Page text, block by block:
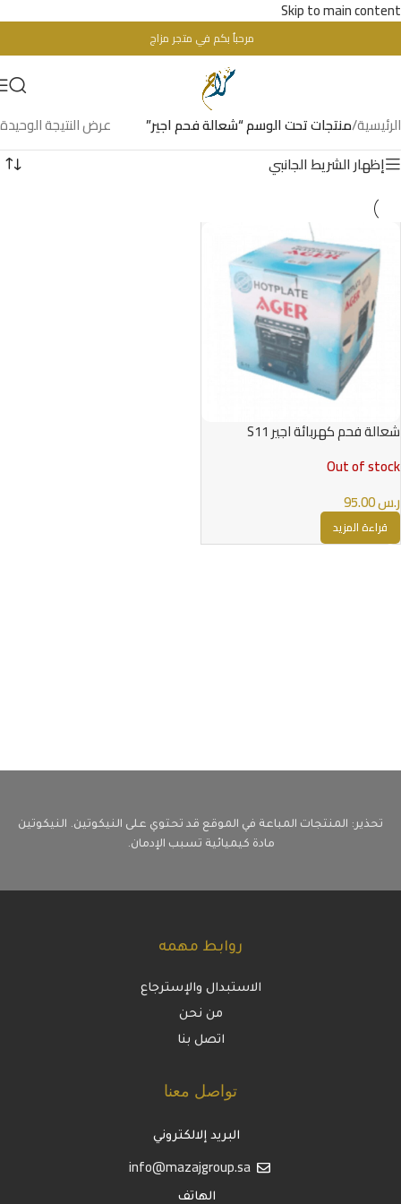
Skip to main content
تحذير : للبالغين فقط + 18 عام - WARINIG : Not For Sale For Minors
مرحباُ بكم في متجر مزاج
الرئيسية/منتجات تحت الوسم “شعالة فحم اجير”
عرض النتيجة الوحيدة
إظهار الشريط الجانبي
شعالة فحم كهربائة اجير S11
Out of stock
ر.س
قراءة المزيد
تحذير: المنتجات المباعة في الموقع قد تحتوي على النيكوتين. النيكوتين
مادة كيميائية تسبب الإدمان.
روابط مهمه
الاستبدال والإسترجاع
من نحن
اتصل بنا
تواصل معنا
البريد إلالكتروني
info@mazajgroup.sa
الهاتف